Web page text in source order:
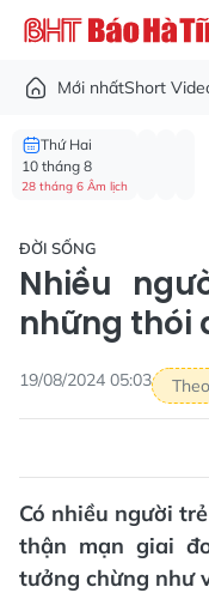
Mới nhấtShort
Thứ Hai
10 tháng 8
28 tháng 6 Âm lịch
ĐỜI SỐNG
Nhiều
những thói
19/08/2024 05:03
Có nhiều người
thận mạn giai
tưởng chừng như